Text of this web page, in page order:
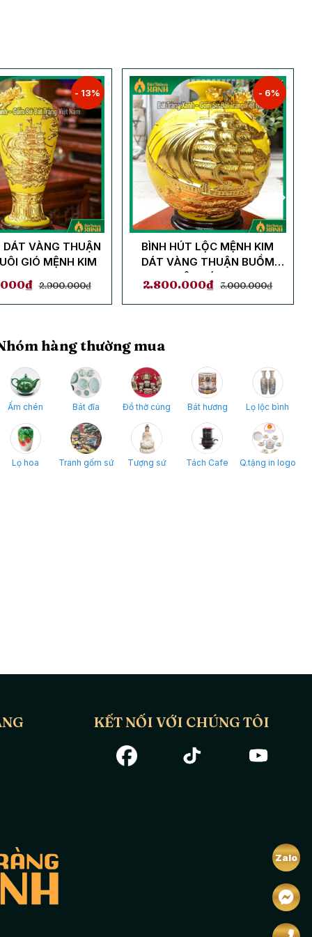
Zalo
- 13%
DÁT VÀNG THUẬN
GIÓ MỆNH KIM
₫ 2.900.000₫
- 6%
BÌNH HÚT LỘC MỆNH KIM
DÁT VÀNG THUẬN BUỒM
XUÔI GIÓ 27CM
2.800.000₫ 3.000.000₫
hàng thường mua
Ấm chén Bát đĩa Đồ thờ cúng Bát hương Lọ lộc bình
Lọ hoa Tranh gốm sứ Tượng sứ Tách Cafe Q.tặng in logo
KẾT NỐI VỚI CHÚNG TÔI